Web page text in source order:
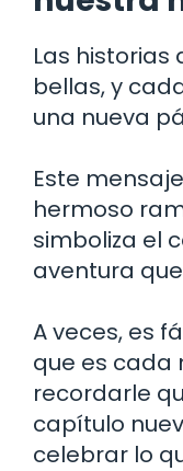
Las historias
bellas, y
una nueva
Este
hermoso
simboliza el
aventura
A veces, es
que es cada
recordarle
capítulo
celebrar lo